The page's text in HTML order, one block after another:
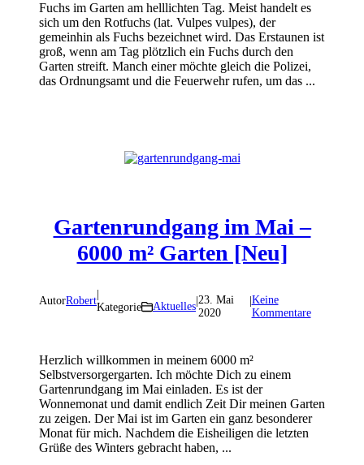
Fuchs im Garten am helllichten Tag. Meist handelt es
sich um den Rotfuchs (lat. Vulpes vulpes), der
gemeinhin als Fuchs bezeichnet wird. Das Erstaunen ist
groß, wenn am Tag plötzlich ein Fuchs durch den
Garten streift. Manch einer möchte gleich die Polizei,
das Ordnungsamt und die Feuerwehr rufen, um das ...
Gartenrundgang im Mai –
6000 m² Garten [Neu]
AutorRobert
|
Kategorie
Aktuelles|23. Mai
2020
|Keine
Kommentare
Herzlich willkommen in meinem 6000 m²
Selbstversorgergarten. Ich möchte Dich zu einem
Gartenrundgang im Mai einladen. Es ist der
Wonnemonat und damit endlich Zeit Dir meinen Garten
zu zeigen. Der Mai ist im Garten ein ganz besonderer
Monat für mich. Nachdem die Eisheiligen die letzten
Grüße des Winters gebracht haben, ...